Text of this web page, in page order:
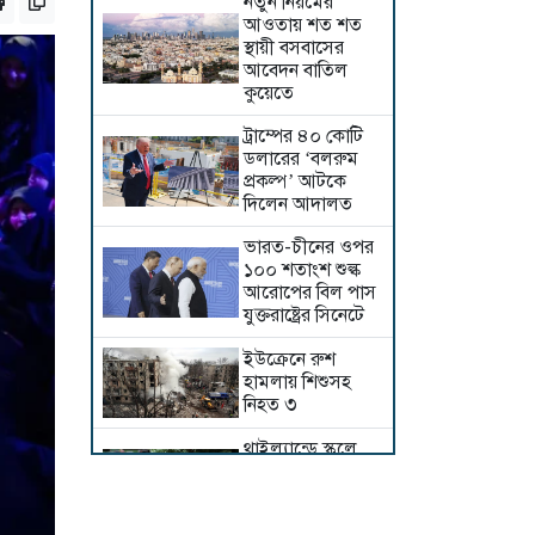
আওতায় শত শত
স্থায়ী বসবাসের
আবেদন বাতিল
কুয়েতে
ট্রাম্পের ৪০ কোটি
ডলারের ‘বলরুম
প্রকল্প’ আটকে
দিলেন আদালত
ভারত-চীনের ওপর
১০০ শতাংশ শুল্ক
আরোপের বিল পাস
যুক্তরাষ্ট্রের সিনেটে
ইউক্রেনে রুশ
হামলায় শিশুসহ
নিহত ৩
থাইল্যান্ডে স্কুলে